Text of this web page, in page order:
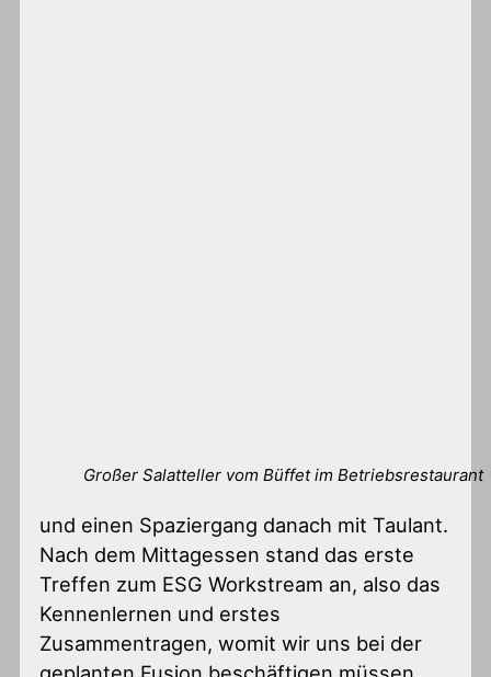
Großer Salatteller vom Büffet im Betriebsrestaurant
und einen Spaziergang danach mit Taulant.
Nach dem Mittagessen stand das erste
Treffen zum ESG Workstream an, also das
Kennenlernen und erstes
Zusammentragen, womit wir uns bei der